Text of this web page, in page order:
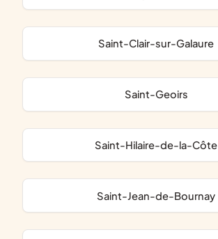
Saint-Clair-sur-Galaure
Saint-Geoirs
Saint-Hilaire-de-la-Côte
Saint-Jean-de-Bournay